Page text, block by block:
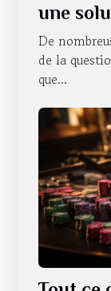
une
vie
De
de la
que...